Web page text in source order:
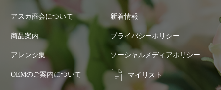
アスカ商会について
商品案内
アレンジ集
OEMのご案内について
新着情報
プライバシーポリシー
ソーシャルメディアポリシー
マイリスト